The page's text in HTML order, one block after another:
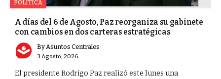
POLÍTICA
A días del 6 de Agosto, Paz reorganiza su gabinete
con cambios en dos carteras estratégicas
By Asuntos Centrales
3 Agosto, 2026
El presidente Rodrigo Paz realizó este lunes una